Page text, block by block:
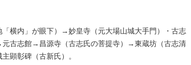
横内」が眼下）→妙皇寺（元大場山城大手門）・古志
古志館→昌源寺（古志氏の菩提寺）→東蔵坊（古志清
顕彰碑（古新氏）。